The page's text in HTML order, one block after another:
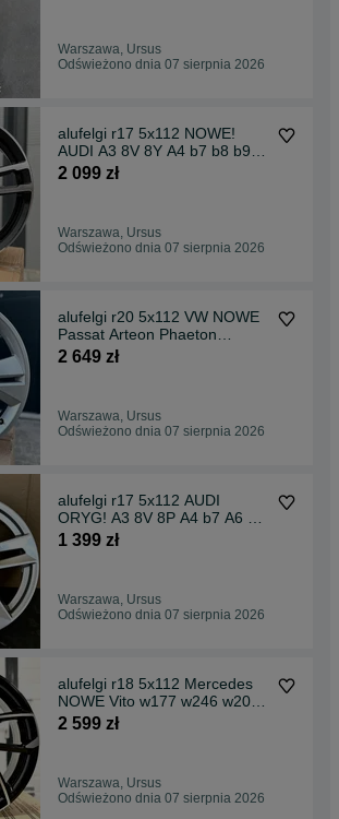
Warszawa, Ursus
Odświeżono dnia 07 sierpnia 2026
alufelgi r17 5x112 NOWE!
AUDI A3 8V 8Y A4 b7 b8 b9
A6 c5 c6 c7 c8 Q5
2 099 zł
Warszawa, Ursus
Odświeżono dnia 07 sierpnia 2026
alufelgi r20 5x112 VW NOWE
Passat Arteon Phaeton
Touareg
2 649 zł
Warszawa, Ursus
Odświeżono dnia 07 sierpnia 2026
alufelgi r17 5x112 AUDI
ORYG! A3 8V 8P A4 b7 A6 c5
c6 Q2 Q3
1 399 zł
Warszawa, Ursus
Odświeżono dnia 07 sierpnia 2026
alufelgi r18 5x112 Mercedes
NOWE Vito w177 w246 w204
w205 c117 219 CLA
2 599 zł
Warszawa, Ursus
Odświeżono dnia 07 sierpnia 2026